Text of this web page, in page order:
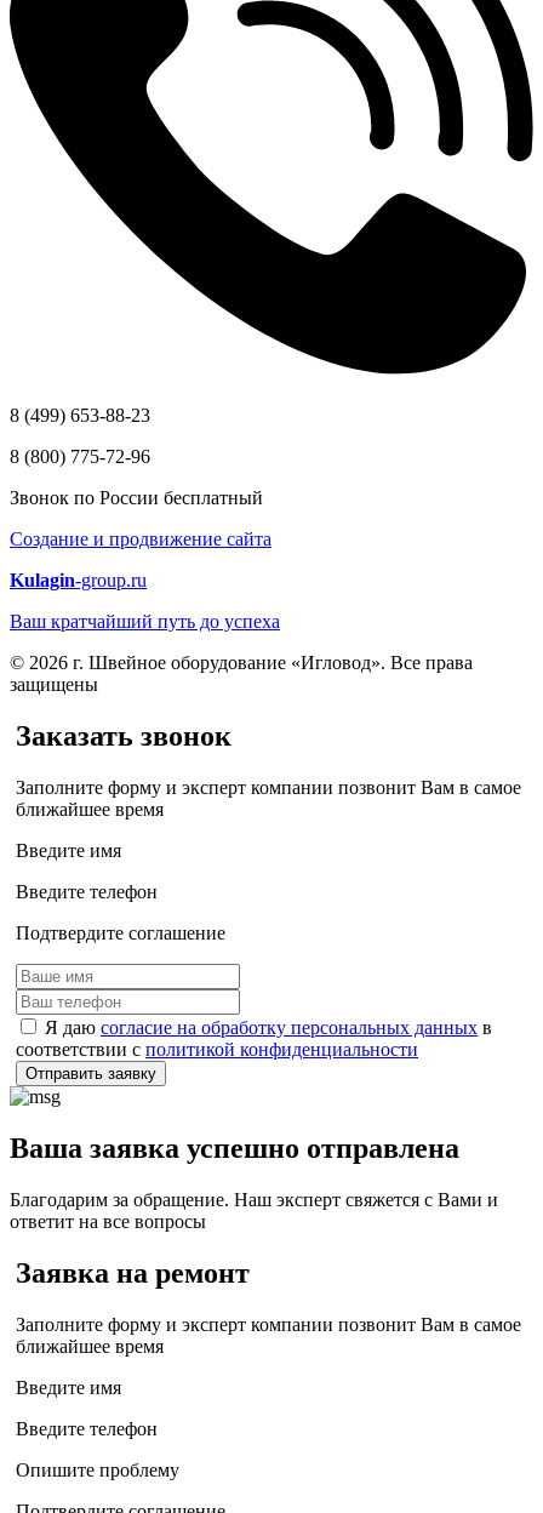
8 (499) 653-88-23
8 (800) 775-72-96
Звонок по России бесплатный
Создание и продвижение сайта
Kulagin-group.ru
Ваш кратчайший путь до успеха
© 2026 г. Швейное оборудование «Игловод». Все права
защищены
Заказать звонок
Заполните форму и эксперт компании позвонит Вам в самое
ближайшее время
Введите имя
Введите телефон
Подтвердите соглашение
Я даю согласие на обработку персональных данных в
соответствии с политикой конфиденциальности
Отправить заявку
Ваша заявка успешно отправлена
Благодарим за обращение. Наш эксперт свяжется с Вами и
ответит на все вопросы
Заявка на ремонт
Заполните форму и эксперт компании позвонит Вам в самое
ближайшее время
Введите имя
Введите телефон
Опишите проблему